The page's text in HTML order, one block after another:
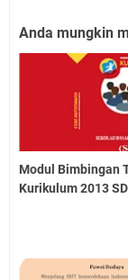
Anda mungkin
Modul Bimbingan
Kurikulum 2013